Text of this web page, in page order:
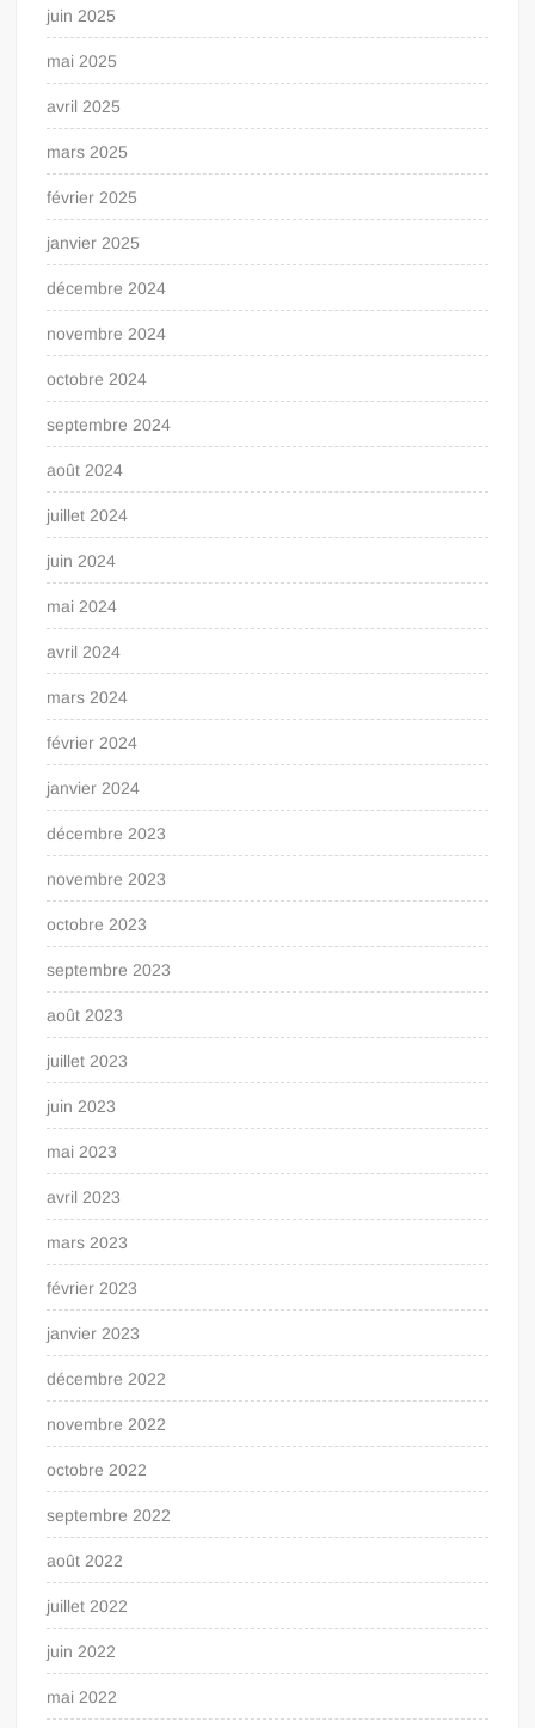
juin 2025
mai 2025
avril 2025
mars 2025
février 2025
janvier 2025
décembre 2024
novembre 2024
octobre 2024
septembre 2024
août 2024
juillet 2024
juin 2024
mai 2024
avril 2024
mars 2024
février 2024
janvier 2024
décembre 2023
novembre 2023
octobre 2023
septembre 2023
août 2023
juillet 2023
juin 2023
mai 2023
avril 2023
mars 2023
février 2023
janvier 2023
décembre 2022
novembre 2022
octobre 2022
septembre 2022
août 2022
juillet 2022
juin 2022
mai 2022